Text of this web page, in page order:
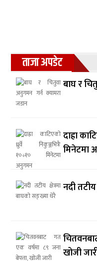
ताजा अपडेट
बाघ र
दाह्रा
मिनेटमा
नदी
खोजी